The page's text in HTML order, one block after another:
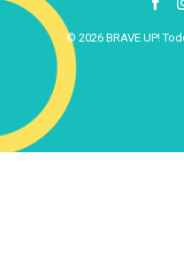
© 2026 BRAVE UP!